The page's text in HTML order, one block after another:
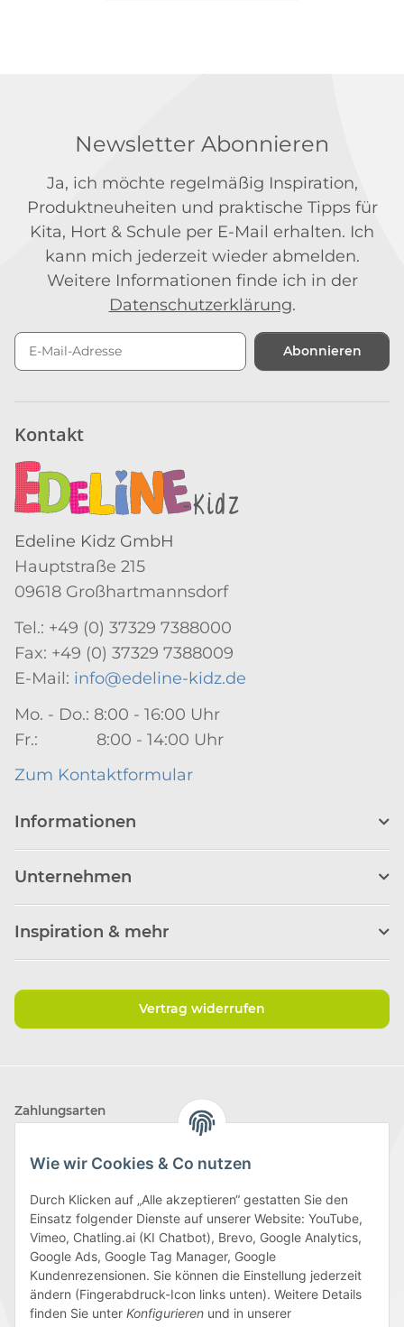
Wie wir Cookies & Co nutzen
Durch Klicken auf „Alle akzeptieren“ gestatten Sie den
Einsatz folgender Dienste auf unserer Website: YouTube,
Vimeo, Chatling.ai (KI Chatbot), Brevo, Google Analytics,
Google Ads, Google Tag Manager, Google
Kundenrezensionen. Sie können die Einstellung jederzeit
ändern (Fingerabdruck-Icon links unten). Weitere Details
finden Sie unter Konfigurieren und in unserer
Newsletter Abonnieren
Ja, ich möchte regelmäßig Inspiration,
Produktneuheiten und praktische Tipps für
Kita, Hort & Schule per E-Mail erhalten. Ich
kann mich jederzeit wieder abmelden.
Weitere Informationen finde ich in der
Datenschutzerklärung.
Abonnieren
Kontakt
Edeline Kidz GmbH
Hauptstraße 215
09618 Großhartmannsdorf
Tel.: +49 (0) 37329 7388000
Fax: +49 (0) 37329 7388009
E-Mail: info@edeline-kidz.de
Mo. - Do.: 8:00 - 16:00 Uhr
Fr.: 8:00 - 14:00 Uhr
Zum Kontaktformular
Informationen
Unternehmen
Inspiration & mehr
Vertrag widerrufen
Zahlungsarten
Wir versenden mit
Folge uns